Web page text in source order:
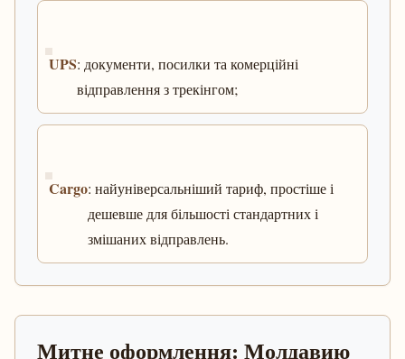
UPS: документи, посилки та комерційні
відправлення з трекінгом;
Cargo: найуніверсальніший тариф, простіше і
дешевше для більшості стандартних і
змішаних відправлень.
Митне оформлення: Молдавию